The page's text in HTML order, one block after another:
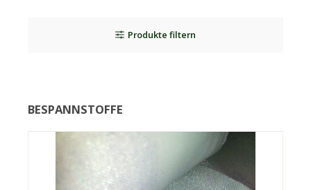
Produkte filtern
BESPANNSTOFFE